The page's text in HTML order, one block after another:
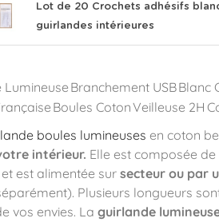
Lot de 20 Crochets adhésifs
guirlandes intérieures
LumineuseBranchement USBBlanc
Boules CotonVeilleuse 2H
boules lumineuses en coton
intérieur. Elle est composée de
et est alimentée sur secteur ou par
Plusieurs longueurs
vos envies. La guirlande